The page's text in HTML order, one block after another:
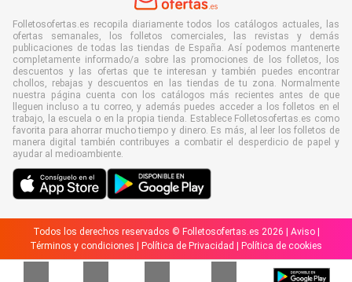
Folletosofertas.es recopila diariamente todos los catálogos actuales, las
ofertas semanales, los folletos comerciales, las revistas y demás
publicaciones de todas las tiendas de España. Así podemos mantenerte
completamente informado/a sobre las promociones de los folletos, los
descuentos y las ofertas que te interesan y también puedes encontrar
chollos, rebajas y descuentos en las tiendas de tu zona. Normalmente
nuestra página cuenta con los catálogos más recientes antes de que
lleguen incluso a tu correo, y además puedes acceder a los folletos en el
trabajo, la escuela o en la propia tienda. Establece Folletosofertas.es como
favorita para ahorrar mucho tiempo y dinero. Es más, al leer los folletos de
manera digital también contribuyes a combatir el desperdicio de papel y
ayudar al medioambiente.
Todos los derechos reservados © Folletosofertas.es 2026 | Aviso|
Términos y condiciones
Política de Privacidad Política de cookies